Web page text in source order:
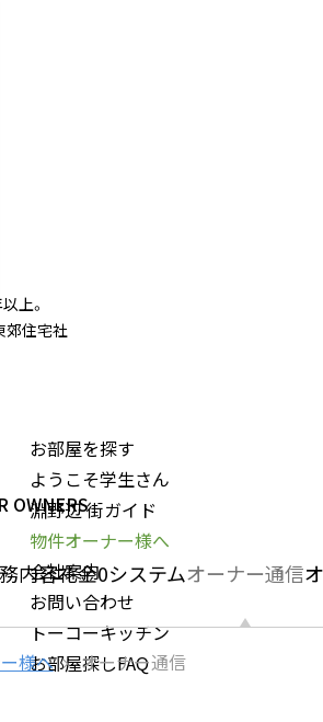
上。
お部屋を探す
ようこそ学生さん
淵野辺 街ガイド
物件オーナー様へ
会社案内
お問い合わせ
トーコーキッチン
お部屋探しFAQ
OWNERS
内容礼金0システムオーナー通信
様へ オーナー通信